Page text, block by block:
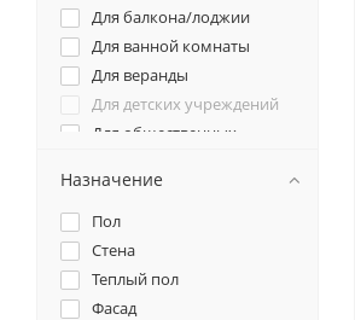
Для балкона/лоджии
Для ванной комнаты
Для веранды
Для детских учреждений
Для общественных
Для спальни
Для фартука
Назначение
Пол
Стена
Теплый пол
Фасад